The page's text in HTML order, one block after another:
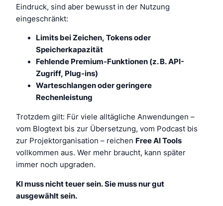
Eindruck, sind aber bewusst in der Nutzung
eingeschränkt:
Limits bei Zeichen, Tokens oder
Speicherkapazität
Fehlende Premium-Funktionen (z. B. API-
Zugriff, Plug-ins)
Warteschlangen oder geringere
Rechenleistung
Trotzdem gilt: Für viele alltägliche Anwendungen –
vom Blogtext bis zur Übersetzung, vom Podcast bis
zur Projektorganisation – reichen Free AI Tools
vollkommen aus. Wer mehr braucht, kann später
immer noch upgraden.
KI muss nicht teuer sein. Sie muss nur gut
ausgewählt sein.